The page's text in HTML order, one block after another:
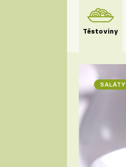
Těstoviny
SALÁTY